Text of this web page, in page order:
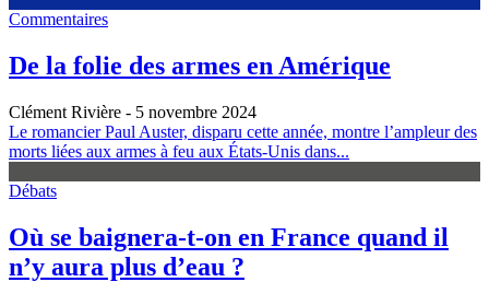
Commentaires
De la folie des armes en Amérique
Clément Rivière - 5 novembre 2024
Le romancier Paul Auster, disparu cette année, montre l’ampleur des
morts liées aux armes à feu aux États-Unis dans...
Débats
Où se baignera-t-on en France quand il
n’y aura plus d’eau ?